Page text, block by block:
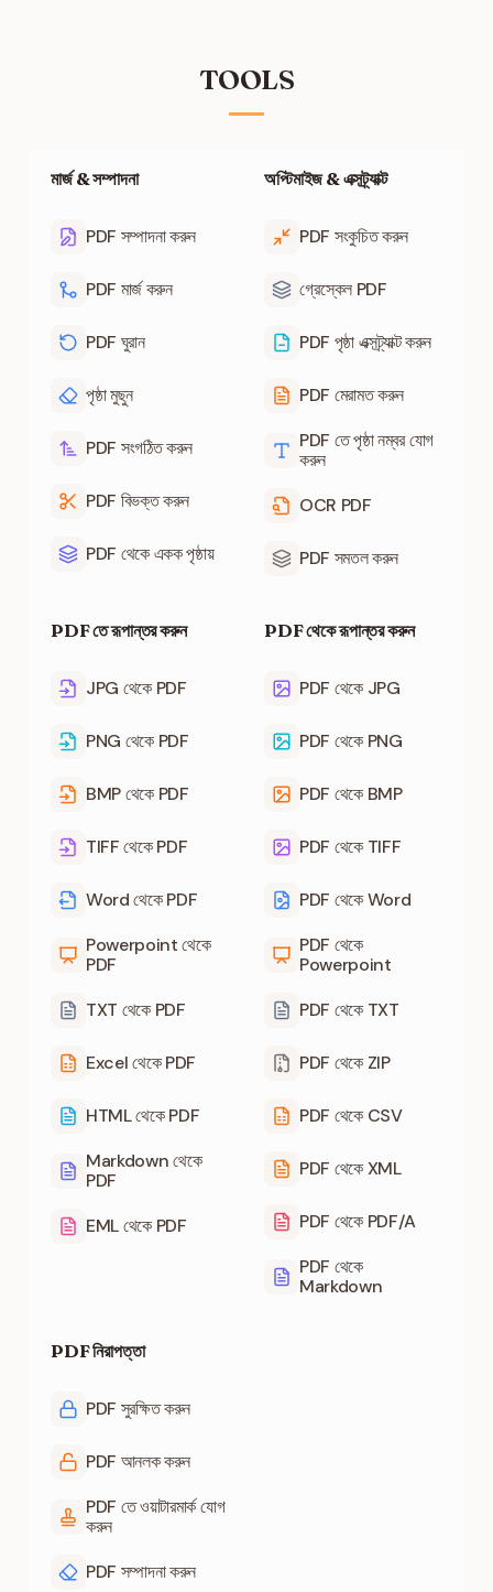
TOOLS
মার্জ & সম্পাদনা
PDF সম্পাদনা করুন
PDF মার্জ করুন
PDF ঘুরান
পৃষ্ঠা মুছুন
PDF সংগঠিত করুন
PDF বিভক্ত করুন
PDF থেকে একক পৃষ্ঠায়
অপ্টিমাইজ & এক্সট্র্যাক্ট
PDF সংকুচিত করুন
গ্রেস্কেল PDF
PDF পৃষ্ঠা এক্সট্র্যাক্ট করুন
PDF মেরামত করুন
PDF তে পৃষ্ঠা নম্বর যোগ
করুন
OCR PDF
PDF সমতল করুন
PDF তে রূপান্তর করুন
JPG থেকে PDF
PNG থেকে PDF
BMP থেকে PDF
TIFF থেকে PDF
Word থেকে PDF
Powerpoint থেকে
PDF
TXT থেকে PDF
Excel থেকে PDF
HTML থেকে PDF
Markdown থেকে
PDF
EML থেকে PDF
PDF থেকে রূপান্তর করুন
PDF থেকে JPG
PDF থেকে PNG
PDF থেকে BMP
PDF থেকে TIFF
PDF থেকে Word
PDF থেকে
Powerpoint
PDF থেকে TXT
PDF থেকে ZIP
PDF থেকে CSV
PDF থেকে XML
PDF থেকে PDF/A
PDF থেকে
Markdown
PDF নিরাপত্তা
PDF সুরক্ষিত করুন
PDF আনলক করুন
PDF তে ওয়াটারমার্ক যোগ
করুন
PDF সম্পাদনা করুন